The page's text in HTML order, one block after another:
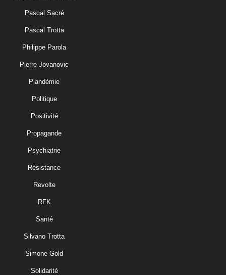
Pascal Sacré
Pascal Trotta
Philippe Parola
Pierre Jovanovic
Plandémie
Politique
Positivité
Propagande
Psychiatrie
Résistance
Revolte
RFK
Santé
Silvano Trotta
Simone Gold
Solidarité